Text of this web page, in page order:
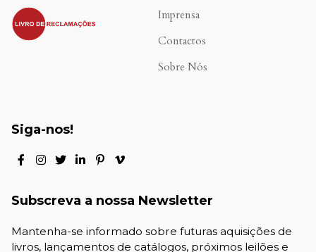
.
Imprensa
Contactos
Sobre Nós
Siga-nos!
Subscreva a nossa Newsletter
Mantenha-se informado sobre futuras aquisições de
livros, lançamentos de catálogos, próximos leilões e